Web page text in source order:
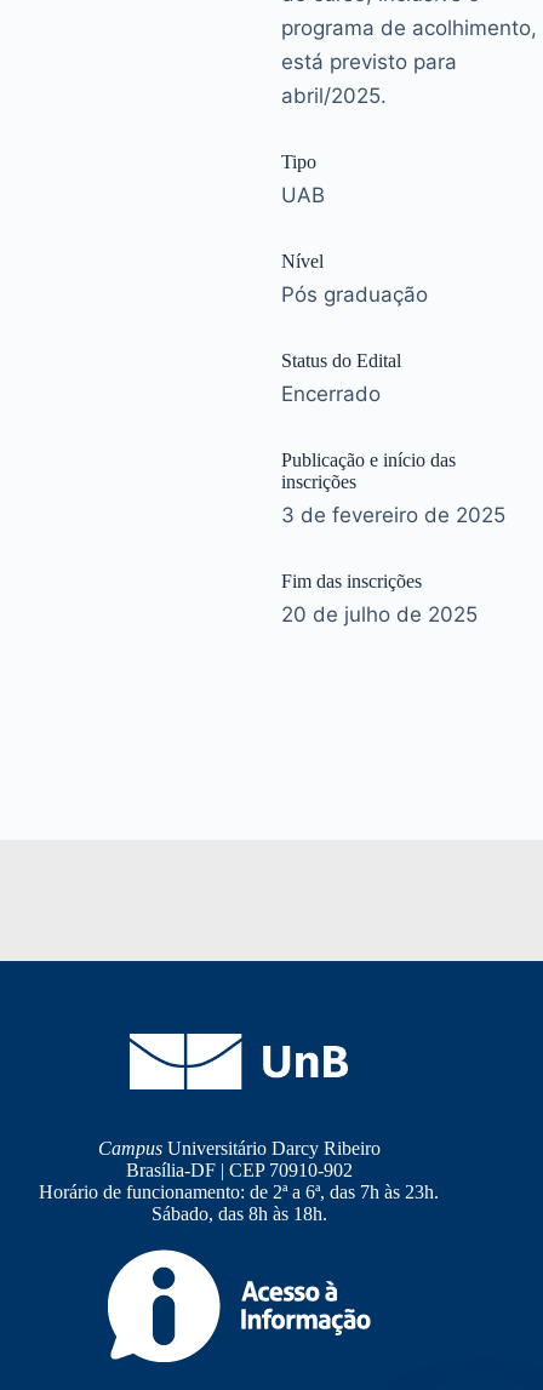
programa de acolhimento,
está previsto para
abril/2025.
Tipo
UAB
Nível
Pós graduação
Status do Edital
Encerrado
Publicação e início das
inscrições
3 de fevereiro de 2025
Fim das inscrições
20 de julho de 2025
CampusUniversitário Darcy Ribeiro
Brasília-DF | CEP 70910-902
Horário de funcionamento: de 2ª a 6ª, das 7h às 23h.
Sábado, das 8h às 18h.